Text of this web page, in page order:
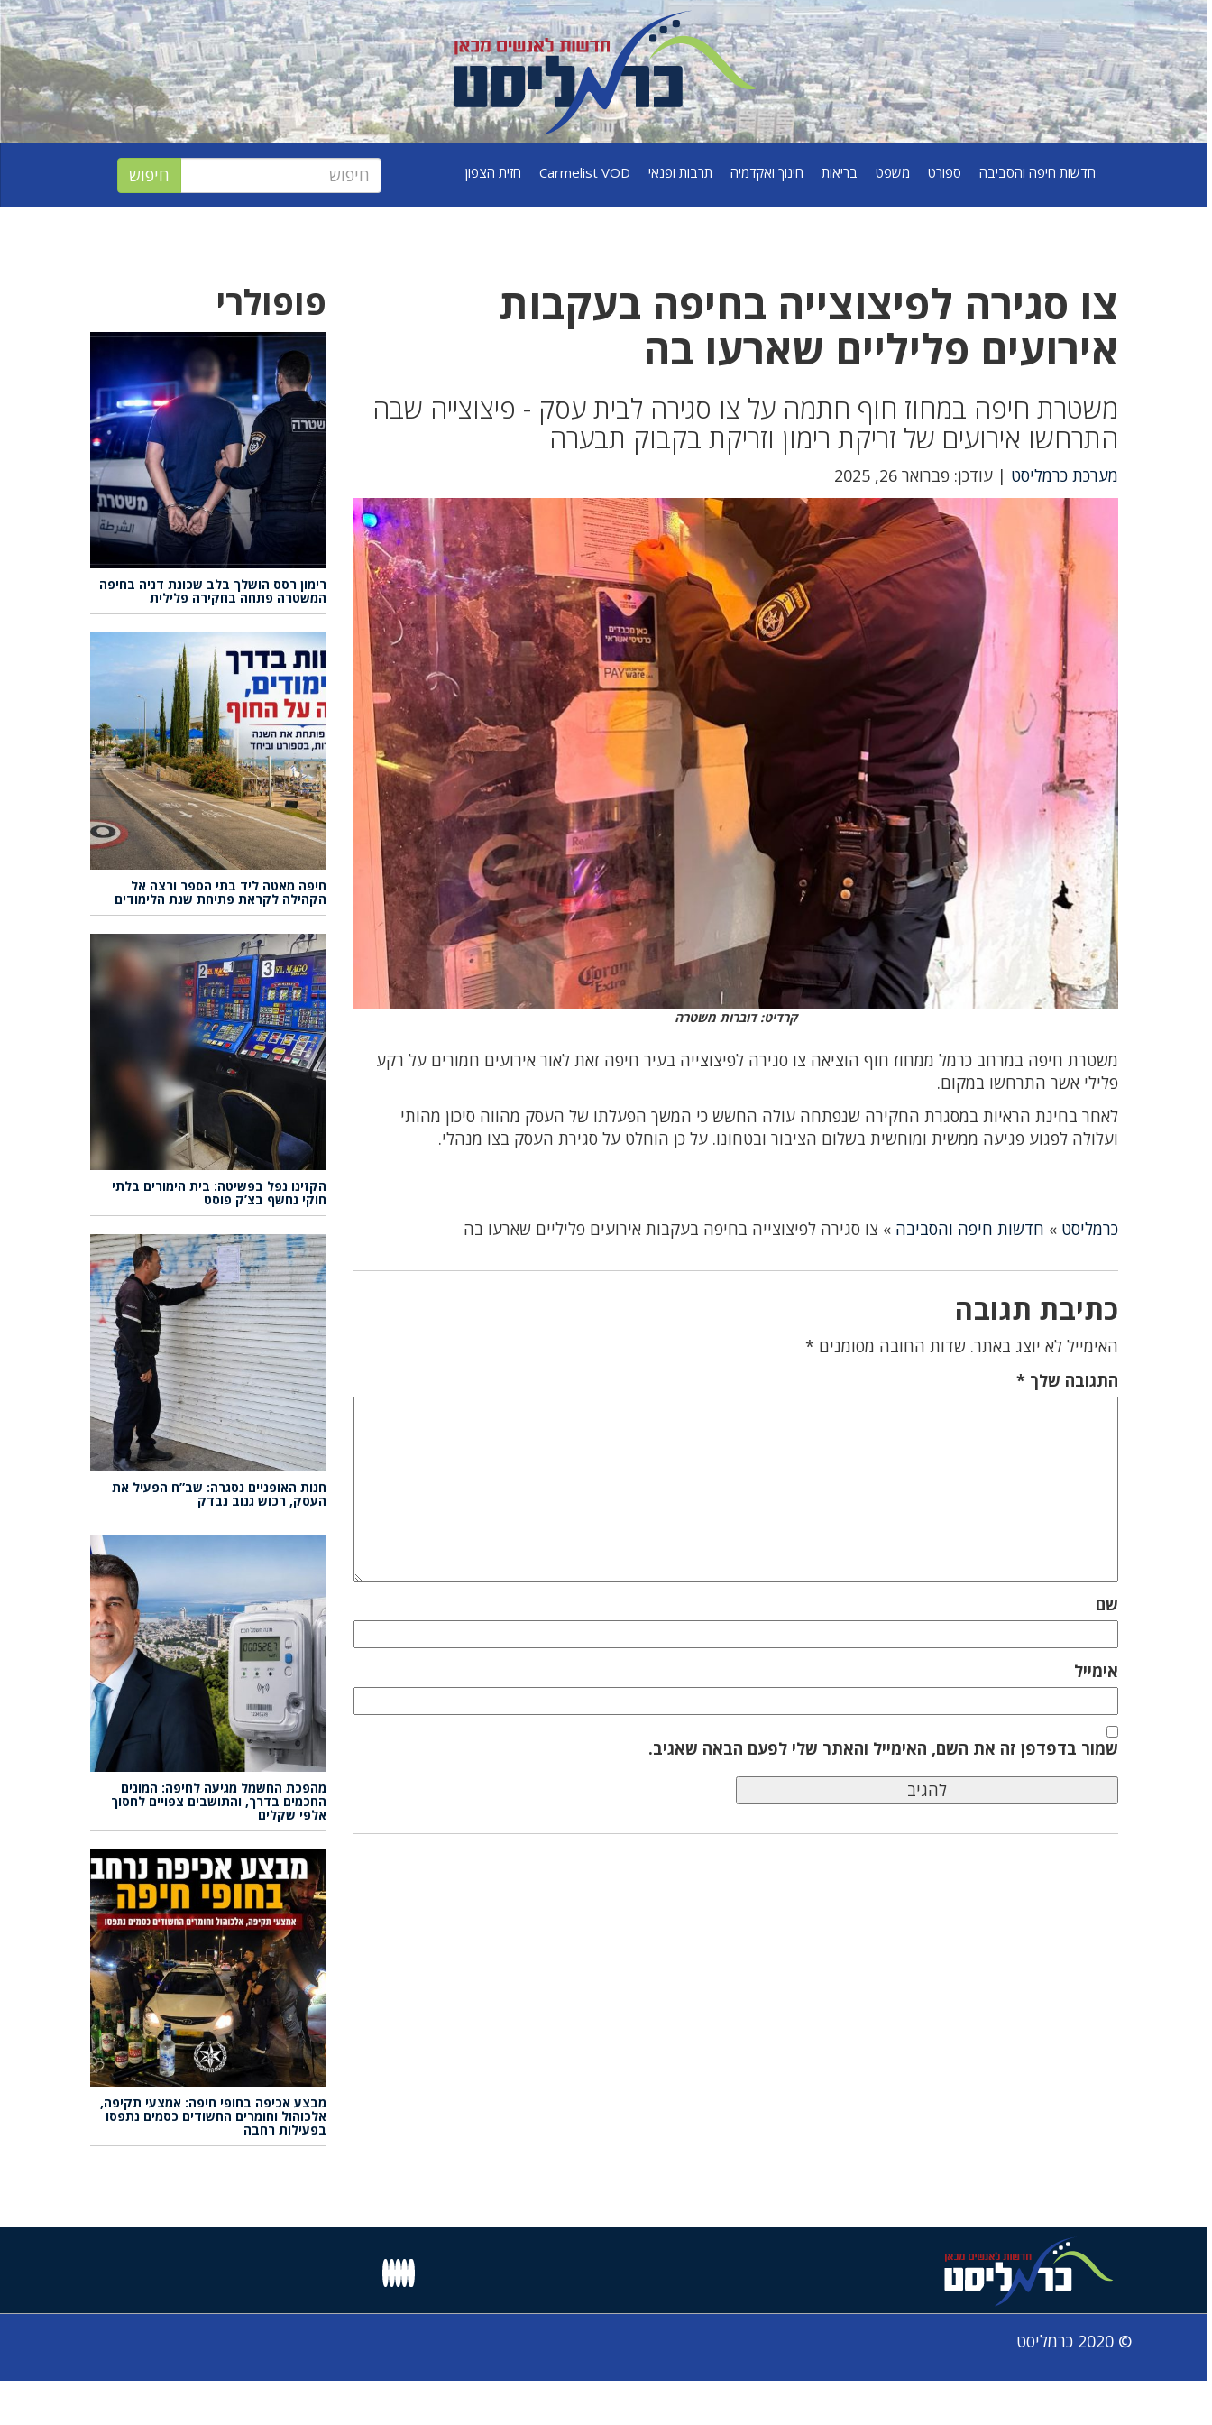
חדשות חיפה והסביבה ספורט משפט בריאות חינוך ואקדמיה תרבות ופנאי Carmelist VOD חזית הצפון
צו סגירה לפיצוצייה בחיפה בעקבות
אירועים פליליים שארעו בה
משטרת חיפה במחוז חוף חתמה על צו סגירה לבית עסק - פיצוצייה שבה
התרחשו אירועים של זריקת רימון וזריקת בקבוק תבערה
מערכת כרמליסט | עודכן: פברואר 26, 2025
קרדיט: דוברות משטרה
משטרת חיפה במרחב כרמל ממחוז חוף הוציאה צו סגירה לפיצוצייה בעיר חיפה זאת לאור אירועים חמורים על רקע
פלילי אשר התרחשו במקום.
לאחר בחינת הראיות במסגרת החקירה שנפתחה עולה החשש כי המשך הפעלתו של העסק מהווה סיכון מהותי
ועלולה לפגוע פגיעה ממשית ומוחשית בשלום הציבור ובטחונו. על כן הוחלט על סגירת העסק בצו מנהלי.
כרמליסט » חדשות חיפה והסביבה » צו סגירה לפיצוצייה בחיפה בעקבות אירועים פליליים שארעו בה
כתיבת תגובה
האימייל לא יוצג באתר. שדות החובה מסומנים *
התגובה שלך*
שם
אימייל
שמור בדפדפן זה את השם, האימייל והאתר שלי לפעם הבאה שאגיב.
פופולרי
רימון רסס הושלך בלב שכונת דניה בחיפה
המשטרה פתחה בחקירה פלילית
חיפה מאטה ליד בתי הספר ורצה אל
הקהילה לקראת פתיחת שנת הלימודים
הקזינו נפל בפשיטה: בית הימורים בלתי
חוקי נחשף בצ’ק פוסט
חנות האופניים נסגרה: שב”ח הפעיל את
העסק, רכוש גנוב נבדק
מהפכת החשמל מגיעה לחיפה: המונים
החכמים בדרך, והתושבים צפויים לחסוך
אלפי שקלים
מבצע אכיפה בחופי חיפה: אמצעי תקיפה,
אלכוהול וחומרים החשודים כסמים נתפסו
בפעילות רחבה
© 2020 כרמליסט